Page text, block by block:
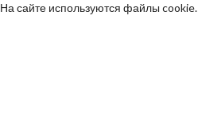
На сайте используются файлы cookie.